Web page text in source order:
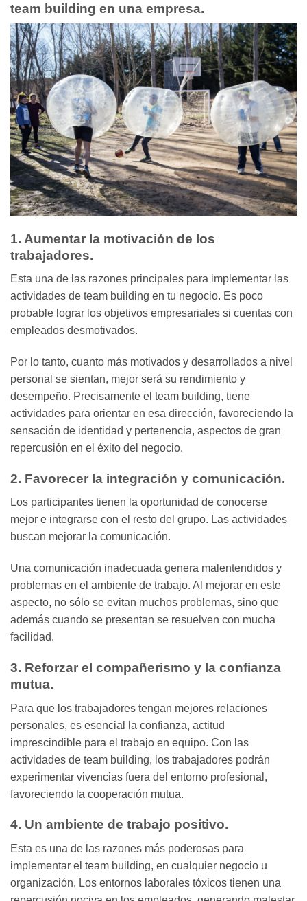
team building en una empresa.
1. Aumentar la motivación de los
trabajadores.
Esta una de las razones principales para implementar las
actividades de team building en tu negocio. Es poco
probable lograr los objetivos empresariales si cuentas con
empleados desmotivados.
Por lo tanto, cuanto más motivados y desarrollados a nivel
personal se sientan, mejor será su rendimiento y
desempeño. Precisamente el team building, tiene
actividades para orientar en esa dirección, favoreciendo la
sensación de identidad y pertenencia, aspectos de gran
repercusión en el éxito del negocio.
2. Favorecer la integración y comunicación.
Los participantes tienen la oportunidad de conocerse
mejor e integrarse con el resto del grupo. Las actividades
buscan mejorar la comunicación.
Una comunicación inadecuada genera malentendidos y
problemas en el ambiente de trabajo. Al mejorar en este
aspecto, no sólo se evitan muchos problemas, sino que
además cuando se presentan se resuelven con mucha
facilidad.
3. Reforzar el compañerismo y la confianza
mutua.
Para que los trabajadores tengan mejores relaciones
personales, es esencial la confianza, actitud
imprescindible para el trabajo en equipo. Con las
actividades de team building, los trabajadores podrán
experimentar vivencias fuera del entorno profesional,
favoreciendo la cooperación mutua.
4. Un ambiente de trabajo positivo.
Esta es una de las razones más poderosas para
implementar el team building, en cualquier negocio u
organización. Los entornos laborales tóxicos tienen una